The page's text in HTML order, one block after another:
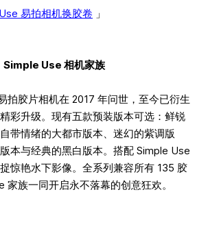
易拍相机换胶卷 」
Simple Use 相机家族
拍胶片相机在 2017 年问世，至今已衍生
彩升级。现有五款预装版本可选：鲜锐
带情绪的大都市版本、迷幻的紫调版
本与经典的黑白版本。搭配 Simple Use
惊艳水下影像。全系列兼容所有 135 胶
家族一同开启永不落幕的创意狂欢。